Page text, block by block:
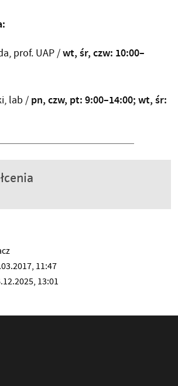
prof. UAP /wt, śr, czw: 10:00–
lab / pn, czw, pt: 9:00–14:00; wt, śr:
11:47
13:01